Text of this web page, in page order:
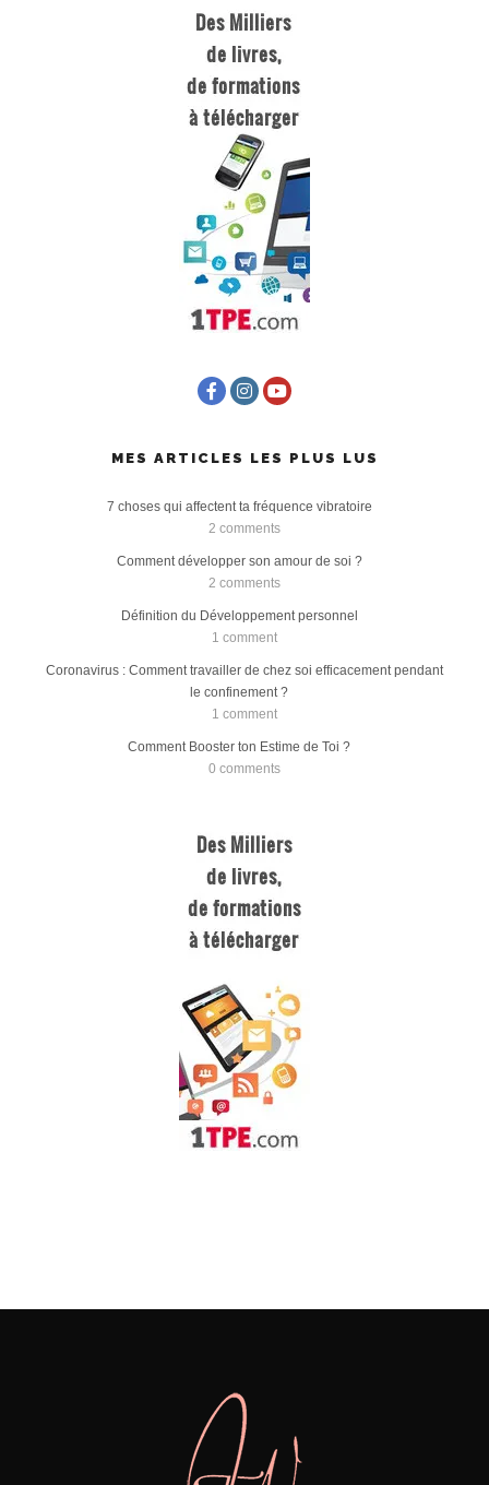
MES ARTICLES LES PLUS LUS
7 choses qui affectent ta fréquence vibratoire
2 comments
Comment développer son amour de soi ?
2 comments
Définition du Développement personnel
1 comment
Coronavirus : Comment travailler de chez soi efficacement pendant
le confinement ?
1 comment
Comment Booster ton Estime de Toi ?
0 comments